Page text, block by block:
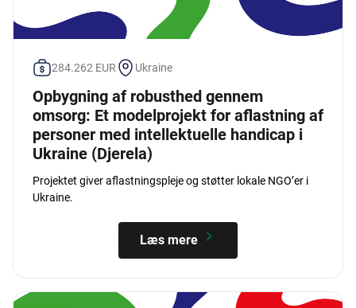
284.262 EUR Ukraine
Opbygning af robusthed gennem
omsorg: Et modelprojekt for aflastning af
personer med intellektuelle handicap i
Ukraine (Djerela)
Projektet giver aflastningspleje og støtter lokale NGO’er i
Ukraine.
Læs mere